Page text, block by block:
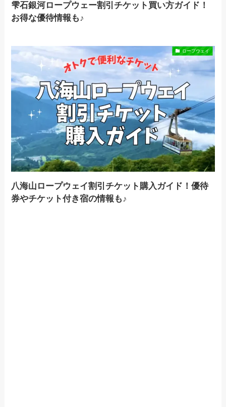
雫石銀河ロープウェー割引チケット買い方ガイド！
お得な優待情報も♪
ロープウェイ
八海山ロープウェイ割引チケット購入ガイド！優待
券やチケット付き宿の情報も♪